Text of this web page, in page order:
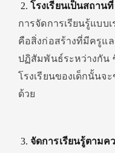
โรงเรียนเป็นสถา
การจัดการเรียนรู้แบบ
คือสิ่งก่อสร้างที่มีครูแ
ปฏิสัมพันธ์ระหว่างกัน
โรงเรียนของเด็กนั้นจ
ด้วย
จัดการเรียนรู้ตามค